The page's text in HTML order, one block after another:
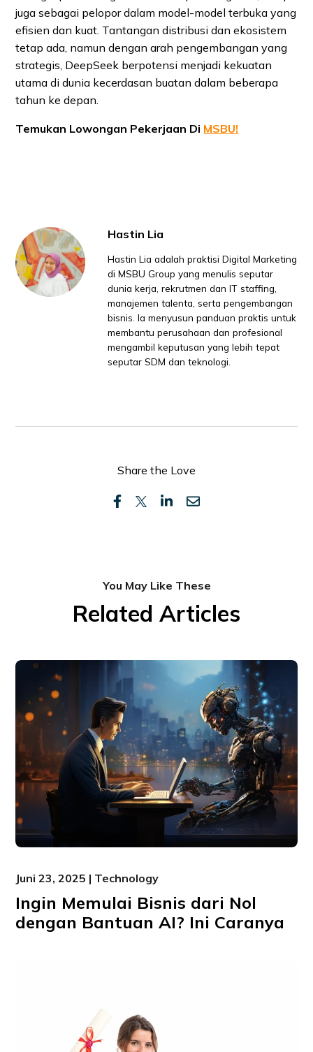
juga sebagai pelopor dalam model-model terbuka yang
efisien dan kuat. Tantangan distribusi dan ekosistem
tetap ada, namun dengan arah pengembangan yang
strategis, DeepSeek berpotensi menjadi kekuatan
utama di dunia kecerdasan buatan dalam beberapa
tahun ke depan.
Temukan Lowongan Pekerjaan Di MSBU!
Hastin Lia
Hastin Lia adalah praktisi Digital Marketing
di MSBU Group yang menulis seputar
dunia kerja, rekrutmen dan IT staffing,
manajemen talenta, serta pengembangan
bisnis. Ia menyusun panduan praktis untuk
membantu perusahaan dan profesional
mengambil keputusan yang lebih tepat
seputar SDM dan teknologi.
Share the Love
You May Like These
Related Articles
Juni 23, 2025 | Technology
Ingin Memulai Bisnis dari Nol
dengan Bantuan AI? Ini Caranya